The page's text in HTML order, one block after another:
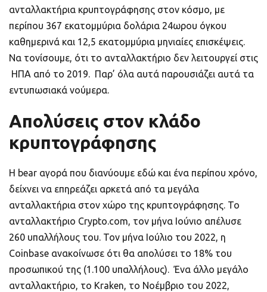
ανταλλακτήρια κρυπτογράφησης στον κόσμο, με
περίπου 367 εκατομμύρια δολάρια 24ωρου όγκου
καθημερινά και 12,5 εκατομμύρια μηνιαίες επισκέψεις.
Να τονίσουμε, ότι το ανταλλακτήριο δεν λειτουργεί στις
ΗΠΑ από το 2019. Παρ’ όλα αυτά παρουσιάζει αυτά τα
εντυπωσιακά νούμερα.
Απολύσεις στον κλάδο
κρυπτογράφησης
Η bear αγορά που διανύουμε εδώ και ένα περίπου χρόνο,
δείχνει να επηρεάζει αρκετά από τα μεγάλα
ανταλλακτήρια στον χώρο της κρυπτογράφησης. Το
ανταλλακτήριο Crypto.com, τον μήνα Ιούνιο απέλυσε
260 υπαλλήλους του. Τον μήνα Ιούλιο του 2022, η
Coinbase ανακοίνωσε ότι θα απολύσει το 18% του
προσωπικού της (1.100 υπαλλήλους). Ένα άλλο μεγάλο
ανταλλακτήριο, το Kraken, το Νοέμβριο του 2022,